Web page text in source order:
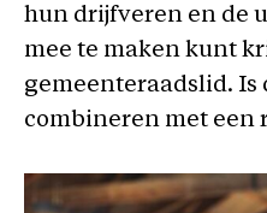
hun drijfveren en de
mee te maken kunt
gemeenteraadslid. Is
combineren met een